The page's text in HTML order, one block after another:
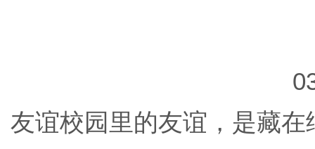
友谊校园里的友谊，是藏